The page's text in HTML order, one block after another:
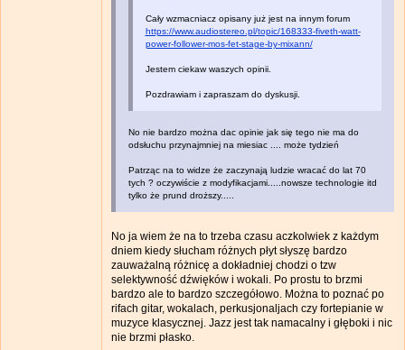
Cały wzmacniacz opisany już jest na innym forum
https://www.audiostereo.pl/topic/168333-fiveth-watt-
power-follower-mos-fet-stage-by-mixann/
Jestem ciekaw waszych opinii.
Pozdrawiam i zapraszam do dyskusji.
No nie bardzo można dac opinie jak się tego nie ma do
odsłuchu przynajmniej na miesiac .... może tydzień
Patrząc na to widze że zaczynają ludzie wracać do lat 70
tych ? oczywiście z modyfikacjami.....nowsze technologie itd
tylko że prund droższy.....
No ja wiem że na to trzeba czasu aczkolwiek z każdym
dniem kiedy słucham różnych płyt słyszę bardzo
zauważalną różnicę a dokładniej chodzi o tzw
selektywność dźwięków i wokali. Po prostu to brzmi
bardzo ale to bardzo szczegółowo. Można to poznać po
rifach gitar, wokalach, perkusjonaljach czy fortepianie w
muzyce klasycznej. Jazz jest tak namacalny i głęboki i nic
nie brzmi płasko.